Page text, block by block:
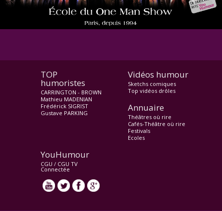
TOP
humoristes
CARRINGTON - BROWN
Mathieu MADENIAN
Frédérick SIGRIST
Gustave PARKING
Vidéos humour
Sketchs comiques
Top vidéos drôles
Annuaire
Théâtres où rire
Cafés-Théâtre où rire
Festivals
Ecoles
YouHumour
CGU / CGU TV
Connectée